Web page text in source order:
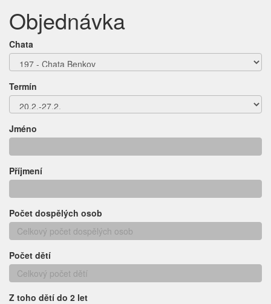
Objednávka
Chata
Termín
Jméno
Příjmení
Počet dospělých osob
Počet dětí
Z toho dětí do 2 let